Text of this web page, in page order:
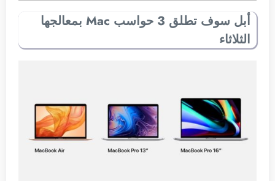
أبل سوف تطلق 3 حواسب Mac بمعالجها
الثلاثاء